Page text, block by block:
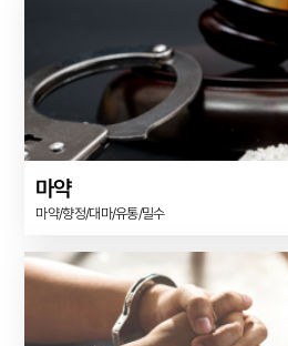
마약
마약/향정/대마/유통/밀수